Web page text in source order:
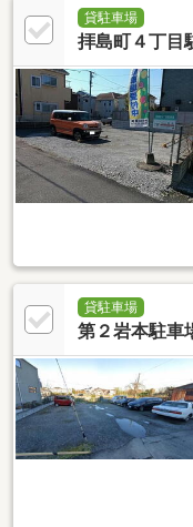
貸駐車場
拝島町４丁目
貸駐車場
第２岩本駐車